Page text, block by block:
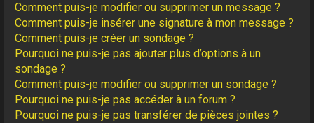
Comment puis-je modifier ou supprimer un message ?
Comment puis-je insérer une signature à mon message ?
Comment puis-je créer un sondage ?
Pourquoi ne puis-je pas ajouter plus d’options à un
sondage ?
Comment puis-je modifier ou supprimer un sondage ?
Pourquoi ne puis-je pas accéder à un forum ?
Pourquoi ne puis-je pas transférer de pièces jointes ?